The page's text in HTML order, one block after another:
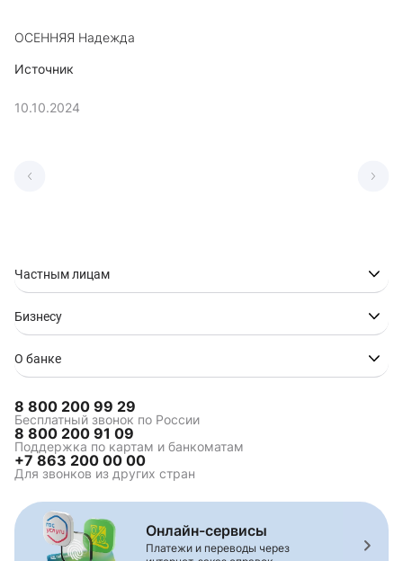
ОСЕННЯЯ Надежда
Источник
10.10.2024
Частным лицам
Бизнесу
О банке
8 800 200 99 29
Бесплатный звонок по России
8 800 200 91 09
Поддержка по картам и банкоматам
+7 863 200 00 00
Для звонков из других стран
Онлайн-сервисы
Платежи и переводы через